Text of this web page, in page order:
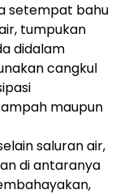
setempat bahu
tumpukan
didalam
cangkul
maupun
saluran air,
di antaranya